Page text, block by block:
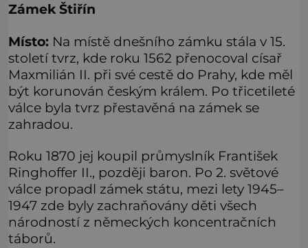
Zámek Štiřín
Místo: Na místě dnešního zámku stála v 15.
století tvrz, kde roku 1562 přenocoval císař
Maxmilián II. při své cestě do Prahy, kde měl
být korunován českým králem. Po třicetileté
válce byla tvrz přestavěná na zámek se
zahradou.
Roku 1870 jej koupil průmyslník František
Ringhoffer II., později baron. Po 2. světové
válce propadl zámek státu, mezi lety 1945–
1947 zde byly zachraňovány děti všech
národností z německých koncentračních
táborů.